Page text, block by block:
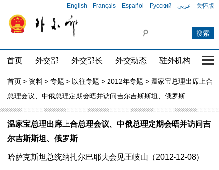
English Français Español Русский عربي 关怀版
首页 外交部 外交部长 外交动态 驻外机构 国
首页 > 资料 > 专题 > 以往专题 > 2012年专题 > 温家宝总理出席上合
总理会议、中俄总理定期会晤并访问吉尔吉斯斯坦、俄罗斯
温家宝总理出席上合总理会议、中俄总理定期会晤并访问吉
尔吉斯斯坦、俄罗斯
哈萨克斯坦总统纳扎尔巴耶夫会见王岐山（2012-12-08）